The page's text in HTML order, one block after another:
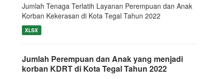
Jumlah Tenaga Terlatih Layanan Perempuan dan Anak
Korban Kekerasan di Kota Tegal Tahun 2022
XLSX
Jumlah Perempuan dan Anak yang menjadi
korban KDRT di Kota Tegal Tahun 2022